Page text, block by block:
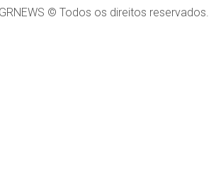
© Todos os direitos reservados.